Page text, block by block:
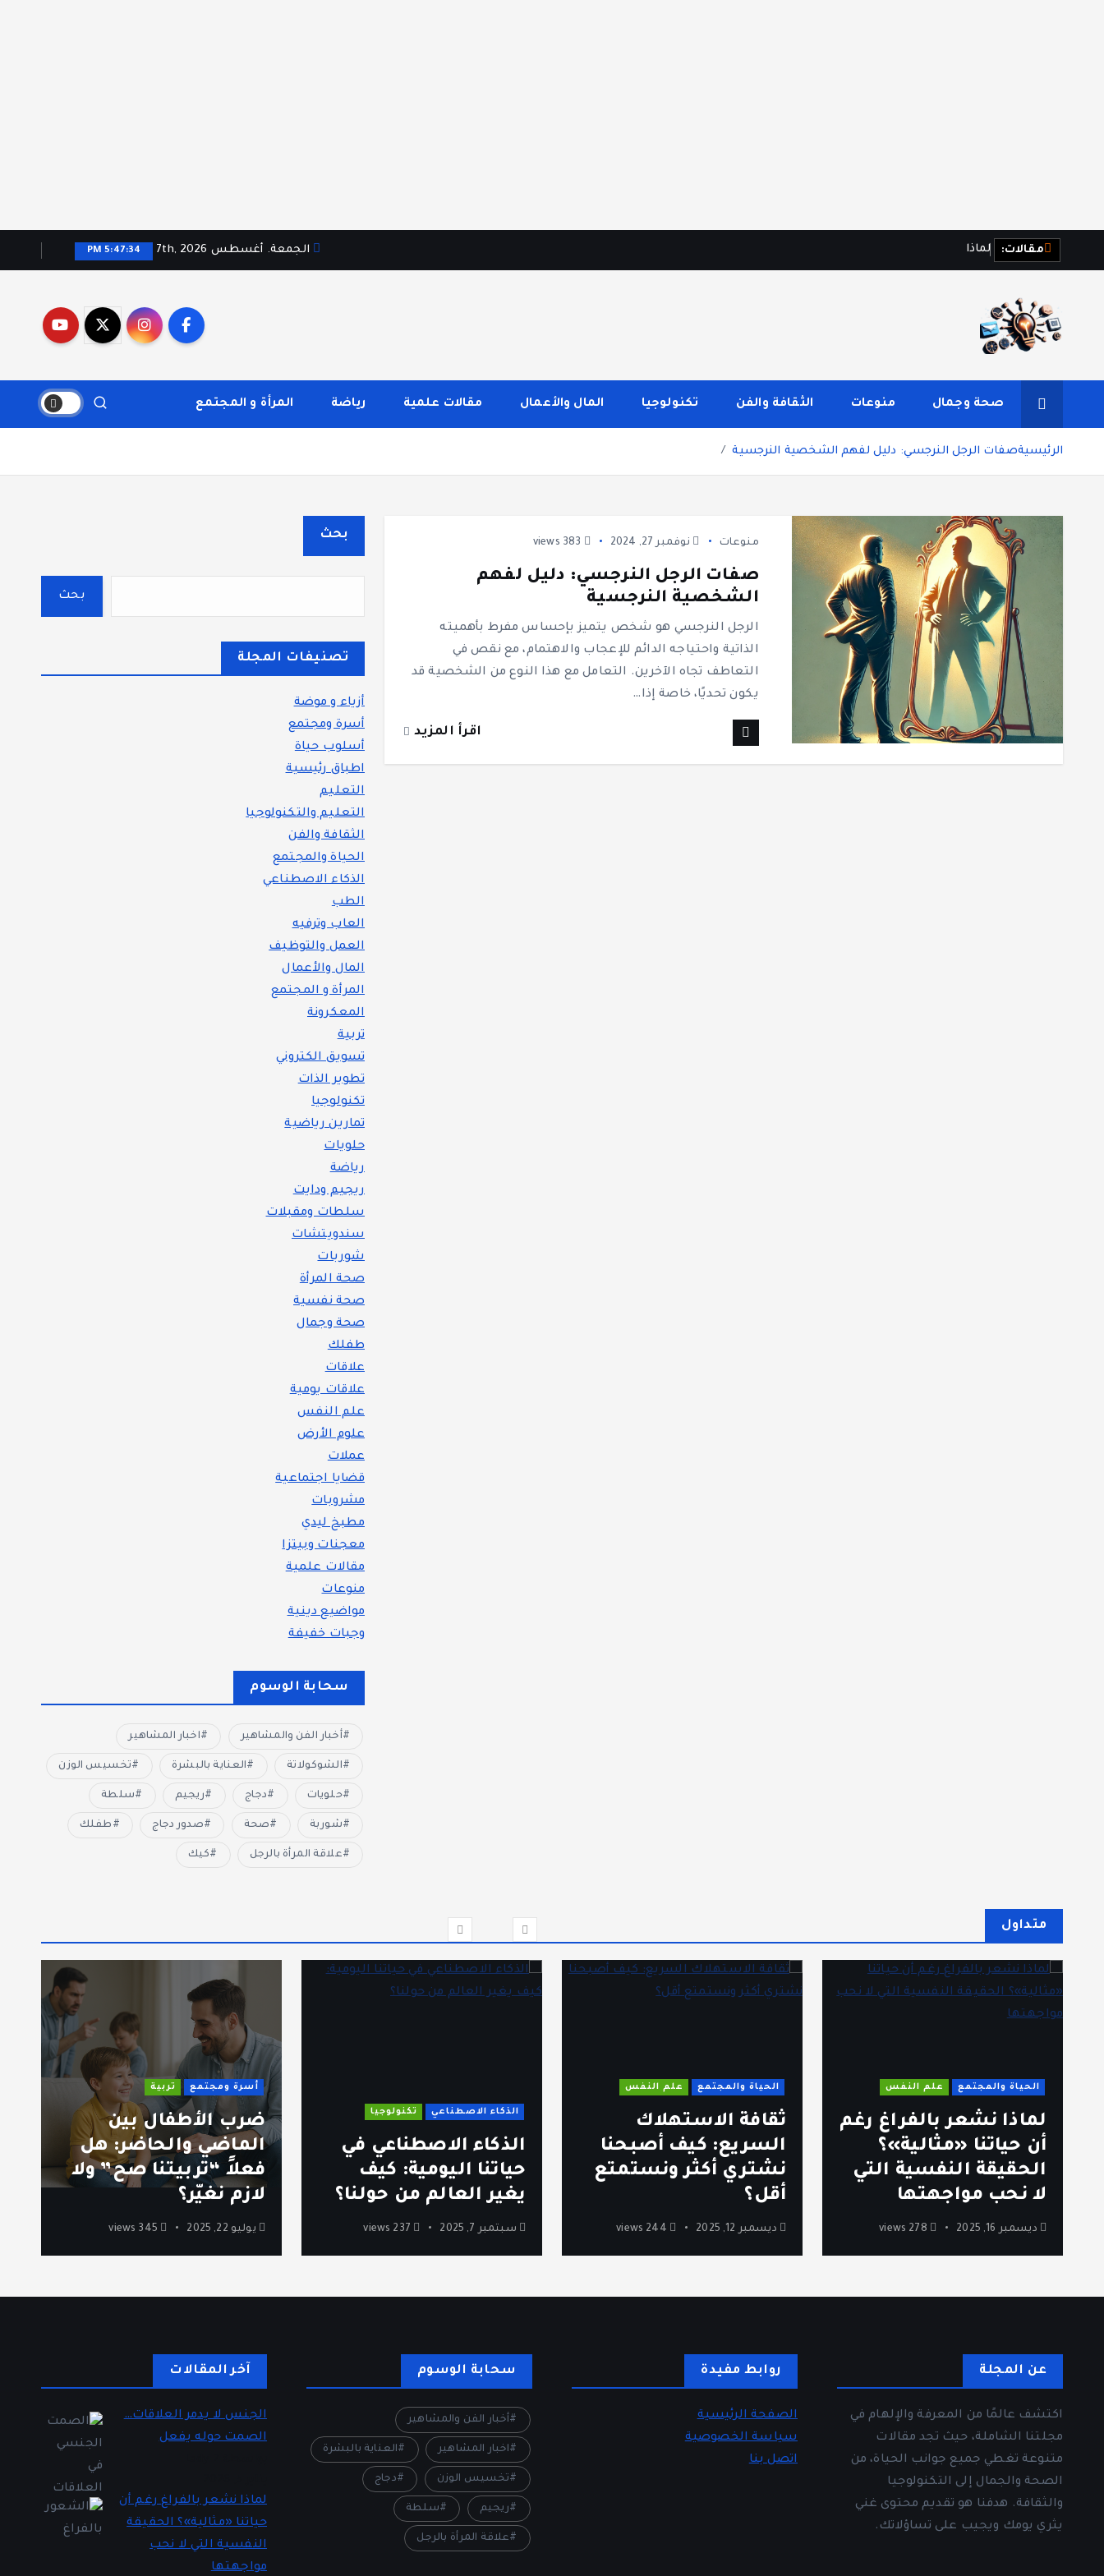
مقالات: لماذا الجمعة. أغسطس 7th, 2026 5:47:34 PM
ونصائح يومية تركز على أسلوب الحياة الحديث، بالإضافة إلى تغطية مواضيع تتعلق بالأمومة والعناية الشخصية. الموقع مقسم بوضوح إلى أقسام ليسهل التنقل ويضمن تقديم تجربة
مستخدم سلسة
صحة وجمال منوعات الثقافة والفن تكنولوجيا المال والأعمال مقالات علمية رياضة المرأة و المجتمع
الرئيسيةصفات الرجل النرجسي: دليل لفهم الشخصية النرجسية
منوعات نوفمبر 27, 2024
صفات الرجل النرجسي: دليل لفهم
الشخصية النرجسية
الرجل النرجسي هو شخص يتميز بإحساس مفرط بأهميته
الذاتية واحتياجه الدائم للإعجاب والاهتمام، مع نقص في
التعاطف تجاه الآخرين. التعامل مع هذا النوع من الشخصية قد
يكون تحديًا، خاصة إذا…
اقرأ المزيد
بحث
بحث
تصنيفات المجلة
أزياء و موضة
أسرة ومجتمع
أسلوب حياة
اطباق رئيسية
التعليم
التعليم والتكنولوجيا
الثقافة والفن
الحياة والمجتمع
الذكاء الاصطناعي
الطب
العاب وترفيه
العمل والتوظيف
المال والأعمال
المرأة و المجتمع
المعكرونة
تربية
تسويق الكتروني
تطوير الذات
تكنولوجيا
تمارين رياضية
حلويات
رياضة
ريجيم ودايت
سلطات ومقبلات
سندويتشات
شوربات
صحة المرأة
صحة نفسية
صحة وجمال
طفلك
علاقات
علاقات يومية
علم النفس
علوم الأرض
عملات
قضايا اجتماعية
مشروبات
مطبخ ليدي
معجنات وبيتزا
مقالات علمية
منوعات
مواضيع دينية
وجبات خفيفة
سحابة الوسوم
أخبار الفن والمشاهير اخبار المشاهير
الشوكولاتة العناية بالبشرة تخسيس الوزن
حلويات دجاج ريجيم سلطة
شوربة صحة صدور دجاج طفلك
علاقة المرأة بالرجل كيك
متداول
الحياة والمجتمع علم النفس
لماذا نشعر بالفراغ رغم
أن حياتنا «مثالية»؟
الحقيقة النفسية التي
لا نحب مواجهتها
ديسمبر 16, 2025
الحياة والمجتمع علم النفس
ثقافة الاستهلاك
السريع: كيف أصبحنا
نشتري أكثر ونستمتع
أقل؟
ديسمبر 12, 2025
الذكاء الاصطناعي تكنولوجيا
الذكاء الاصطناعي في
حياتنا اليومية: كيف
يغير العالم من حولنا؟
سبتمبر 7, 2025
أسرة ومجتمع تربية
ضرب الأطفال بين
الماضي والحاضر: هل
فعلاً “تربيتنا صح” ولا
لازم نغيّر؟
يوليو 22, 2025
عن المجلة
اكتشف عالمًا من المعرفة والإلهام في
مجلتنا الشاملة، حيث تجد مقالات
متنوعة تغطي جميع جوانب الحياة، من
الصحة والجمال إلى التكنولوجيا
والثقافة. هدفنا هو تقديم محتوى غني
يثري يومك ويجيب على تساؤلاتك.
روابط مفيدة
الصفحة الرئيسية
سياسة الخصوصية
اتصل بنا
سحابة الوسوم
أخبار الفن والمشاهير
اخبار المشاهير العناية بالبشرة
تخسيس الوزن دجاج
ريجيم سلطة
علاقة المرأة بالرجل
آخر المقالات
الجنس لا يدمر العلاقات…
الصمت حوله يفعل
لماذا نشعر بالفراغ رغم أن
حياتنا «مثالية»؟ الحقيقة
النفسية التي لا نحب
مواجهتها